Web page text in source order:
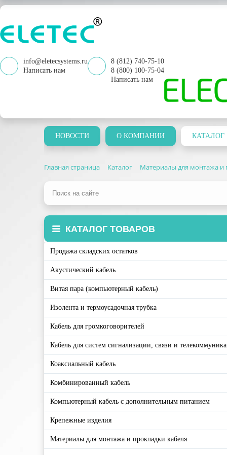
info@eletecsystems.ru
Написать нам
8 (812) 740-75-10
8 (800) 100-75-04
Написать нам
НОВОСТИ О КОМПАНИИ КАТАЛОГ
Главная страница Каталог Материалы для монтажа и
КАТАЛОГ ТОВАРОВ
Продажа складских остатков
Акустический кабель
Витая пара (компьютерный кабель)
Изолента и термоусадочная трубка
Кабель для громкоговорителей
Кабель для систем сигнализации, связи и
Коаксиальный кабель
Комбинированный кабель
Компьютерный кабель с дополнительным питанием
Крепежные изделия
Материалы для монтажа и прокладки кабеля